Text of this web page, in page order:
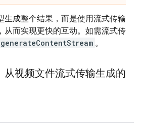
生成整个结果，而是使用流式传输
从而实现更快的互动。如需流式传
generateContentStream 。
从视频文件流式传输生成的